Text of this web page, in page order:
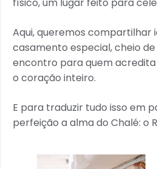
físico, um lugar feito para
Aqui, queremos compartilhar
casamento especial, cheio
encontro para quem
o coração inteiro.
E para traduzir tudo isso em
perfeição a alma do Chalé: o